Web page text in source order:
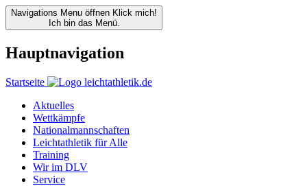
Navigations Menu öffnen Klick mich!
Ich bin das Menü.
Hauptnavigation
Startseite
Aktuelles
Wettkämpfe
Nationalmannschaften
Leichtathletik für Alle
Training
Wir im DLV
Service